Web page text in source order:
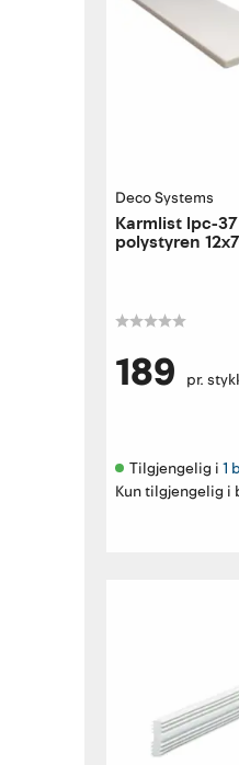
Deco Systems
Karmlist lpc-
polystyren
189 pr.
Tilgjengelig i 1
Kun tilgjengelig i